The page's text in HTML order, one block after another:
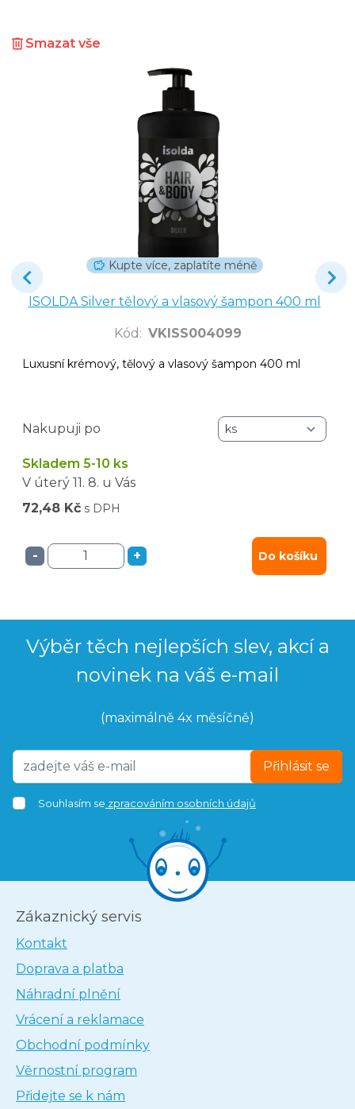
Smazat vše
Kupte více, zaplatíte méně
ISOLDA Silver tělový a vlasový šampon 400 ml
Kód : VKISS004099
Luxusní krémový, tělový a vlasový šampon 400 ml
Nakupuji po
Skladem 5-10 ks
V úterý 11. 8. u Vás
72,48 Kč s DPH
- + Do košíku
Výběr těch nejlepších slev, akcí a
novinek na váš e-mail
(maximálně 4x měsíčně)
Přihlásit se
Souhlasím se zpracováním osobních údajů
Zákaznický servis
Kontakt
Doprava a platba
Náhradní plnění
Vrácení a reklamace
Obchodní podmínky
Věrnostní program
Přidejte se k nám